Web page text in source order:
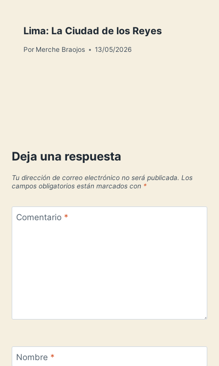
Lima: La Ciudad de los Reyes
Por Merche Braojos 13/05/2026
Deja una respuesta
Tu dirección de correo electrónico no será publicada. Los
campos obligatorios están marcados con *
Comentario *
Nombre *